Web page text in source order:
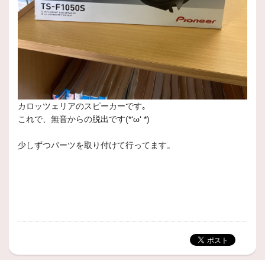
カロッツェリアのスピーカーです｡
これで、無音からの脱出です(*‘ω‘ *)
少しずつパーツを取り付けて行ってます。